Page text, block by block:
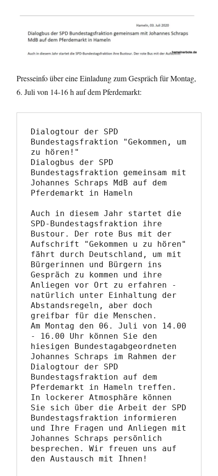
Presseinfo über eine Einladung zum Gespräch für Montag,
6. Juli von 14-16 h auf dem Pferdemarkt:
Dialogtour der SPD
Bundestagsfraktion "Gekommen, um
zu hören!"
Dialogbus der SPD
Bundestagsfraktion gemeinsam mit
Johannes Schraps MdB auf dem
Pferdemarkt in Hameln
Auch in diesem Jahr startet die
SPD-Bundestagsfraktion ihre
Bustour. Der rote Bus mit der
Aufschrift "Gekommen u zu hören"
fährt durch Deutschland, um mit
Bürgerinnen und Bürgern ins
Gespräch zu kommen und ihre
Anliegen vor Ort zu erfahren -
natürlich unter Einhaltung der
Abstandsregeln, aber doch
greifbar für die Menschen.
Am Montag den 06. Juli von 14.00
- 16.00 Uhr können Sie den
hiesigen Bundestagabgeordneten
Johannes Schraps im Rahmen der
Dialogtour der SPD
Bundestagsfraktion auf dem
Pferdemarkt in Hameln treffen.
In lockerer Atmosphäre können
Sie sich über die Arbeit der SPD
Bundestagsfraktion informieren
und Ihre Fragen und Anliegen mit
Johannes Schraps persönlich
besprechen. Wir freuen uns auf
den Austausch mit Ihnen!